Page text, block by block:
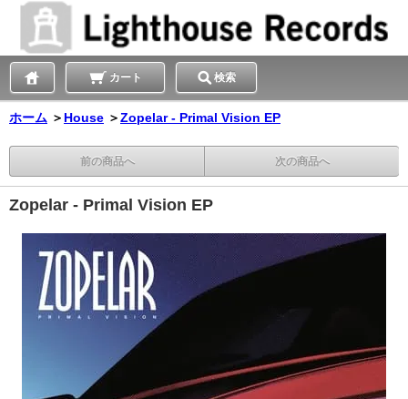
カート 検索
ホーム ＞ House ＞Zopelar - Primal Vision EP
前の商品へ 次の商品へ
Zopelar - Primal Vision EP